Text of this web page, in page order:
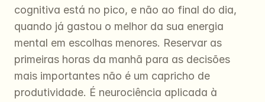
cognitiva está no pico, e não ao final do dia,
quando já gastou o melhor da sua energia
mental em escolhas menores. Reservar as
primeiras horas da manhã para as decisões
mais importantes não é um capricho de
produtividade. É neurociência aplicada à